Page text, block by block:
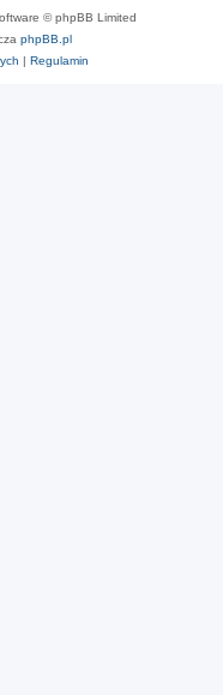
© phpBB Limited
phpBB.pl
| Regulamin